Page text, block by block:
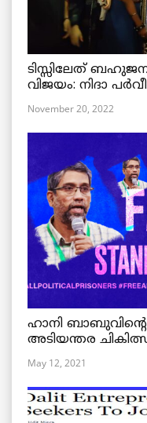
ടിസ്സിലേത്
വിജയം: നിദാ
November 20, 2022
ഹാനി
അടിയന്തര
May 12, 2021